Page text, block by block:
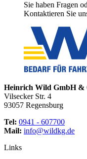
Sie haben Fragen
Kontaktieren Sie
Heinrich Wild GmbH &
Vilsecker Str. 4
93057 Regensburg
Tel: 0941 - 607700
Mail: info@wildkg.de
Links